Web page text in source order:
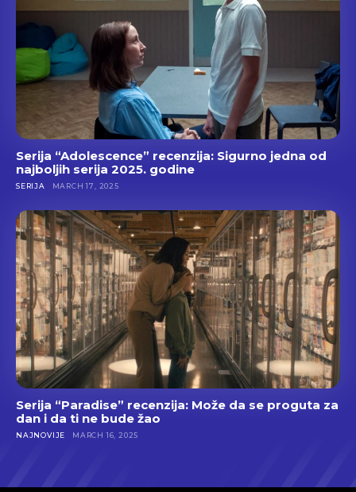
Serija “Adolescence” recenzija: Sigurno jedna od
najboljih serija 2025. godine
SERIJA MARCH 17, 2025
Serija “Paradise” recenzija: Može da se proguta za
dan i da ti ne bude žao
NAJNOVIJE MARCH 16, 2025